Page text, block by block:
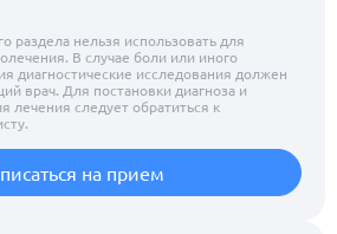
раздела нельзя использовать для
В случае боли или иного
диагностические исследования должен
врач. Для постановки диагноза и
лечения следует обратиться к
на прием